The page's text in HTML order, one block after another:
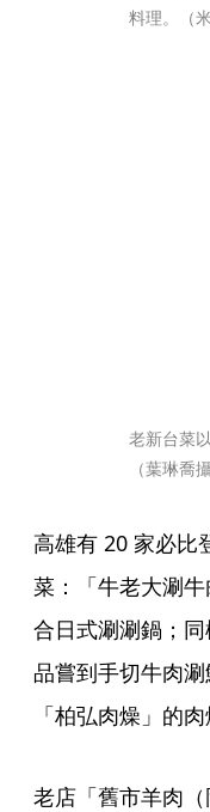
料理。（
老新台菜
（葉琳喬攝
高雄有 20 家必比
菜：「牛老大涮
合日式涮涮鍋；
品嘗到手切牛肉
「柏弘肉燥」的
老店「舊市羊肉